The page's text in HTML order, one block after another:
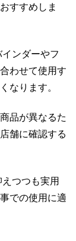
すすめしま
ンダーやフ
わせて使用す
なります。
品が異なるた
舗に確認する
つつも実用
での使用に適